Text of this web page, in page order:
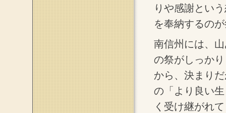
りや感謝とい
を奉納するの
南信州には、
の祭がしっか
から、決まり
の「より良い
く受け継がれ